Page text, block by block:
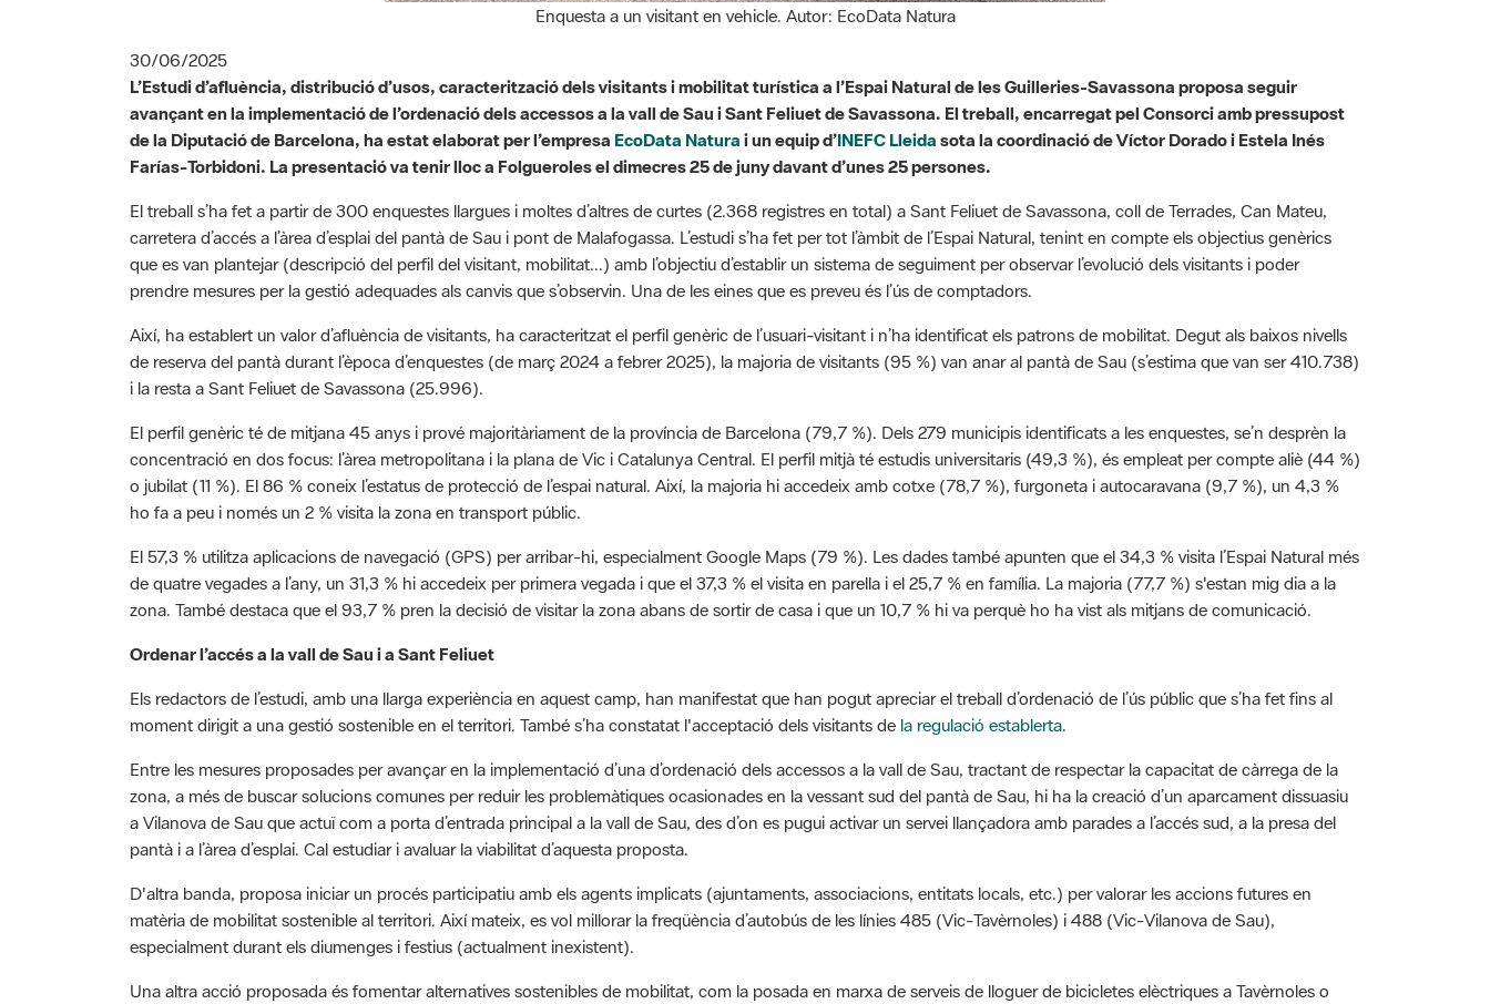
L’Estudi d’afluència, distribució d’usos, caracterització dels visitants i mobilitat turística a l’Espai Natural de les Guilleries-Savassona proposa seguir
avançant en la implementació de l’ordenació dels accessos a la vall de Sau i Sant Feliuet de Savassona. El treball, encarregat pel Consorci amb pressupost
de la Diputació de Barcelona, ha estat elaborat per l’empresaEcoData Naturai un equip d’INEFC Lleidasota la coordinació de Víctor Dorado i Estela Inés
Farías-Torbidoni. La presentació va tenir lloc a Folgueroles el dimecres 25 de juny davant d’unes 25 persones.
El treball s’ha fet a partir de 300 enquestes llargues i moltes d’altres de curtes (2.368 registres en total) a Sant Feliuet de Savassona, coll de Terrades, Can Mateu,
carretera d’accés a l’àrea d’esplai del pantà de Sau i pont de Malafogassa. L’estudi s’ha fet per tot l’àmbit de l’Espai Natural, tenint en compte els objectius genèrics
que es van plantejar (descripció del perfil del visitant, mobilitat...) amb l’objectiu d’establir un sistema de seguiment per observar l’evolució dels visitants i poder
prendre mesures per la gestió adequades als canvis que s’observin. Una de les eines que es preveu és l’ús de comptadors.
Així, ha establert un valor d’afluència de visitants, ha caracteritzat el perfil genèric de l’usuari-visitant i n’ha identificat els patrons de mobilitat. Degut als baixos nivells
de reserva del pantà durant l’època d’enquestes (de març 2024 a febrer 2025), la majoria de visitants (95 %) van anar al pantà de Sau (s’estima que van ser 410.738)
i la resta a Sant Feliuet de Savassona (25.996).
El perfil genèric té de mitjana 45 anys i prové majoritàriament de la província de Barcelona (79,7 %). Dels 279 municipis identificats a les enquestes, se’n desprèn la
concentració en dos focus: l’àrea metropolitana i la plana de Vic i Catalunya Central. El perfil mitjà té estudis universitaris (49,3 %), és empleat per compte aliè (44 %)
o jubilat (11 %). El 86 % coneix l’estatus de protecció de l’espai natural. Així, la majoria hi accedeix amb cotxe (78,7 %), furgoneta i autocaravana (9,7 %), un 4,3 %
ho fa a peu i només un 2 % visita la zona en transport públic.
El 57,3 % utilitza aplicacions de navegació (GPS) per arribar-hi, especialment Google Maps (79 %). Les dades també apunten que el 34,3 % visita l’Espai Natural més
de quatre vegades a l’any, un 31,3 % hi accedeix per primera vegada i que el 37,3 % el visita en parella i el 25,7 % en família. La majoria (77,7 %) s'estan mig dia a la
zona. També destaca que el 93,7 % pren la decisió de visitar la zona abans de sortir de casa i que un 10,7 % hi va perquè ho ha vist als mitjans de comunicació.
Ordenar l’accés a la vall de Sau i a Sant Feliuet
moment dirigit a una gestió sostenible en el territori. També s’ha constatat l'acceptació dels visitants dela regulació establerta.
Entre les mesures proposades per avançar en la implementació d’una d’ordenació dels accessos a la vall de Sau, tractant de respectar la capacitat de càrrega de la
zona, a més de buscar solucions comunes per reduir les problemàtiques ocasionades en la vessant sud del pantà de Sau, hi ha la creació d’un aparcament dissuasiu
a Vilanova de Sau que actuï com a porta d’entrada principal a la vall de Sau, des d’on es pugui activar un servei llançadora amb parades a l’accés sud, a la presa del
pantà i a l’àrea d’esplai. Cal estudiar i avaluar la viabilitat d’aquesta proposta.
D'altra banda, proposa iniciar un procés participatiu amb els agents implicats (ajuntaments, associacions, entitats locals, etc.) per valorar les accions futures en
matèria de mobilitat sostenible al territori. Així mateix, es vol millorar la freqüència d’autobús de les línies 485 (Vic-Tavèrnoles) i 488 (Vic-Vilanova de Sau),
especialment durant els diumenges i festius (actualment inexistent).
Una altra acció proposada és fomentar alternatives sostenibles de mobilitat, com la posada en marxa de serveis de lloguer de bicicletes elèctriques a Tavèrnoles o
Vilanova de Sau, combinats amb la millora de la xarxa de camins i carreteres per garantir la seguretat i la viabilitat d’aquest tipus de desplaçaments. També es diu que